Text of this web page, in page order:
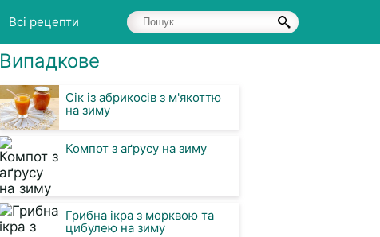
Всі рецепти
Випадкове
Сік із абрикосів з м'якоттю
на зиму
Компот з аґрусу на зиму
Грибна ікра з морквою та
цибулею на зиму